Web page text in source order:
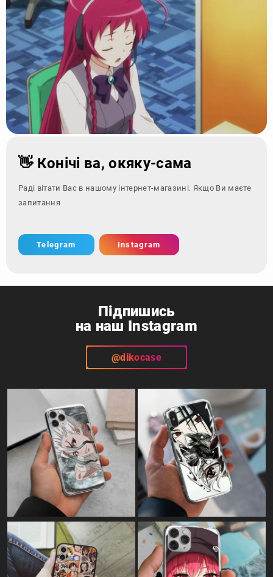
👋 Конічі ва, окяку-сама
Раді вітати Вас в нашому інтернет-магазині. Якщо Ви маєте
запитання - зверніть
Telegram Instagram
Підпишись
на наш Instagram
@dikocase